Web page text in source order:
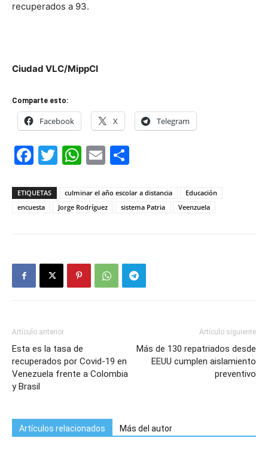
recuperados a 93.
Ciudad VLC/MippCI
Comparte esto:
Facebook X Telegram
Facebook
Twitter
WhatsApp
Email
ETIQUETAS culminar el año escolar a distancia
Educación
encuesta
Jorge Rodríguez sistema Patria Veenzuela
Artículo anterior
Esta es la tasa de
recuperados por Covid-19 en
Venezuela frente a Colombia
y Brasil
Artículo siguiente
Más de 130 repatriados desde
EEUU cumplen aislamiento
preventivo
Artículos relacionados Más del autor